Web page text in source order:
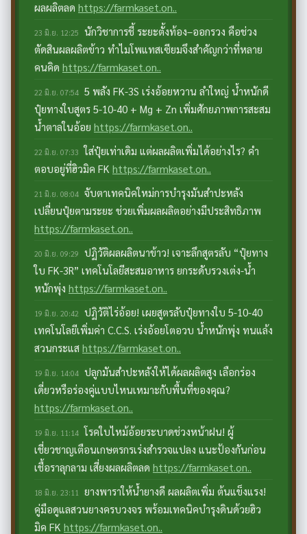
ผลผลิตลด https://farmkaset.on..
23 มิ.ย. 12:25 นักวิชาการชี้ ระยะตั้งท้อง–ออกรวง คือช่วง
ตัดสินผลผลิตข้าว ทำไมโพแทสเซียมจึงสำคัญกว่าที่หลาย
คนคิด https://farmkaset.on..
22 มิ.ย. 07:54 5 พลัง FK-3S เร่งอ้อยหวาน ลำใหญ่ น้ำหนักดี
ปุ๋ยทางใบสูตร 5-10-40 + Mg + Zn เพิ่มศักยภาพการสะสม
น้ำตาลในอ้อย https://farmkaset.on..
22 มิ.ย. 07:33 ใส่ปุ๋ยเท่าเดิม แต่ผลผลิตเพิ่มได้อย่างไร? คำ
ตอบอยู่ที่ฮิวมิค FK https://farmkaset.on..
21 มิ.ย. 08:04 จับตาเทคนิคใหม่การบำรุงมันสำปะหลัง
เปลี่ยนปุ๋ยตามระยะ ช่วยเพิ่มผลผลิตอย่างมีประสิทธิภาพ
https://farmkaset.on..
20 มิ.ย. 09:29 ปฏิวัติผลผลิตนาข้าว! เจาะลึกสูตรลับ “ปุ๋ยทาง
ใบ FK-3R” เทคโนโลยีสะสมอาหาร ยกระดับรวงเต่ง-น้ำ
หนักพุ่ง https://farmkaset.on..
19 มิ.ย. 20:42 ปฏิวัติไร่อ้อย! เผยสูตรลับปุ๋ยทางใบ 5-10-40
เทคโนโลยีเพิ่มค่า C.C.S. เร่งอ้อยโตอวบ น้ำหนักพุ่ง ทนแล้ง
สวนกระแส https://farmkaset.on..
19 มิ.ย. 14:04 ปลูกมันสำปะหลังให้ได้ผลผลิตสูง เลือกร่อง
เดี่ยวหรือร่องคู่แบบไหนเหมาะกับพื้นที่ของคุณ?
https://farmkaset.on..
19 มิ.ย. 11:14 โรคใบไหม้อ้อยระบาดช่วงหน้าฝน! ผู้
เชี่ยวชาญเตือนเกษตรกรเร่งสำรวจแปลง แนะป้องกันก่อน
เชื้อราลุกลาม เสี่ยงผลผลิตลด https://farmkaset.on..
18 มิ.ย. 23:11 ยางพาราให้น้ำยางดี ผลผลิตเพิ่ม ต้นแข็งแรง!
คู่มือดูแลสวนยางครบวงจร พร้อมเทคนิคบำรุงดินด้วยฮิว
มิค FK https://farmkaset.on..